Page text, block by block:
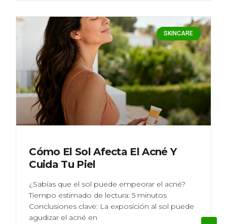
SKINCARE
Cómo El Sol Afecta El Acné Y
Cuida Tu Piel
¿Sabías que el sol puede empeorar el acné?
Tiempo estimado de lectura: 5 minutos
Conclusiones clave: La exposición al sol puede
agudizar el acné en